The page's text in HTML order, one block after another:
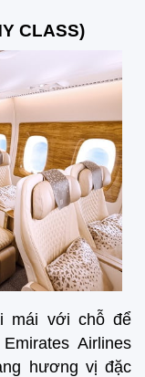
CLASS)
mái với chỗ để
Airlines
hương vị đặc